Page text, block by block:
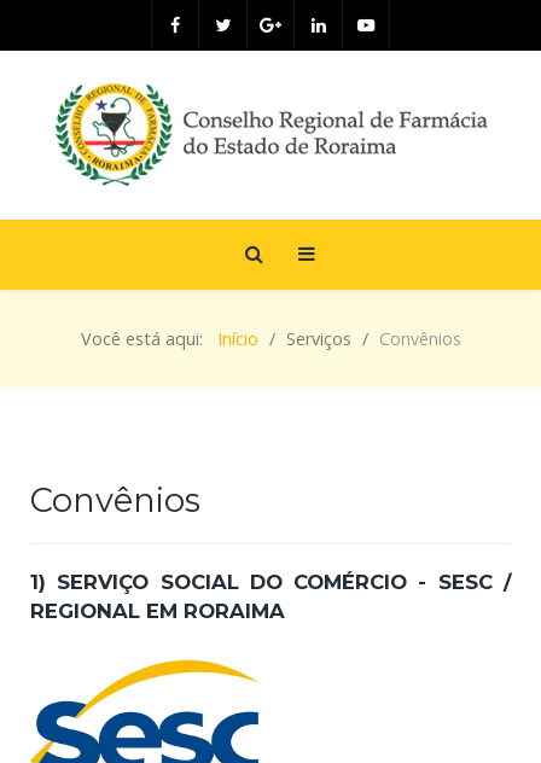
Você está aqui: Início Serviços Convênios
Convênios
1) SERVIÇO SOCIAL DO COMÉRCIO - SESC /
REGIONAL EM RORAIMA